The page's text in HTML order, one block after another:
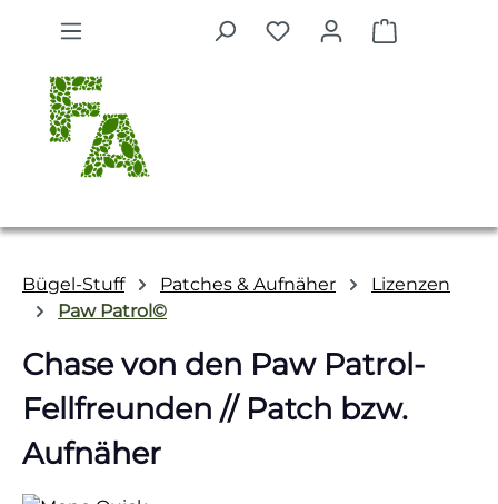
Zum Hauptinhalt springen
Bügel-Stuff Patches & Aufnäher
Lizenzen
Paw Patrol©
Chase von den Paw Patrol-
Fellfreunden // Patch bzw.
Aufnäher